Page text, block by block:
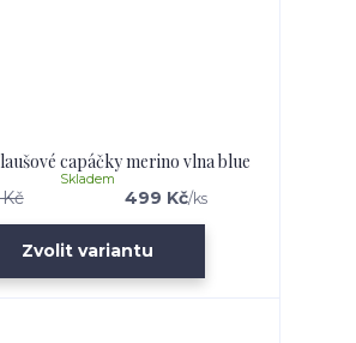
capáčky merino vlna blue
499 Kč/ks
Skladem
Zvolit variantu